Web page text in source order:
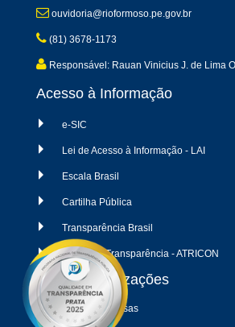
ouvidoria@rioformoso.pe.gov.br
(81) 3678-1173
Responsável: Rauan Vinicius J. de Lima
Acesso à Informação
e-SIC
Lei de Acesso à Informação - LAI
Escala Brasil
Cartilha Pública
Transparência Brasil
Radar da Transparência - ATRICON
Últimas atualizações
04/08/2026 - Despesas